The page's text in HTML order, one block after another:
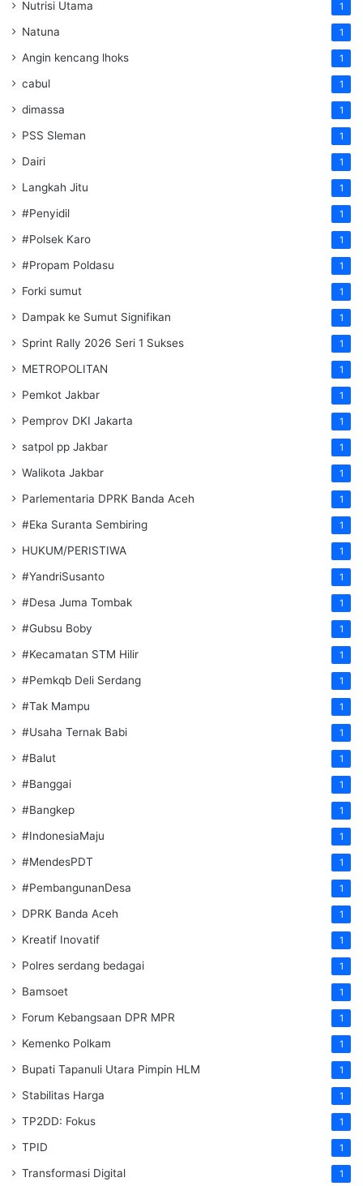
Nutrisi Utama 1
Natuna 1
Angin kencang lhoks 1
cabul 1
dimassa 1
PSS Sleman 1
Dairi 1
Langkah Jitu 1
#Penyidil 1
#Polsek Karo 1
#Propam Poldasu 1
Forki sumut 1
Dampak ke Sumut Signifikan 1
Sprint Rally 2026 Seri 1 Sukses 1
METROPOLITAN 1
Pemkot Jakbar 1
Pemprov DKI Jakarta 1
satpol pp Jakbar 1
Walikota Jakbar 1
Parlementaria DPRK Banda Aceh 1
#Eka Suranta Sembiring 1
HUKUM/PERISTIWA 1
#YandriSusanto 1
#Desa Juma Tombak 1
#Gubsu Boby 1
#Kecamatan STM Hilir 1
#Pemkqb Deli Serdang 1
#Tak Mampu 1
#Usaha Ternak Babi 1
#Balut 1
#Banggai 1
#Bangkep 1
#IndonesiaMaju 1
#MendesPDT 1
#PembangunanDesa 1
DPRK Banda Aceh 1
Kreatif Inovatif 1
Polres serdang bedagai 1
Bamsoet 1
Forum Kebangsaan DPR MPR 1
Kemenko Polkam 1
‎Bupati Tapanuli Utara Pimpin HLM 1
Stabilitas Harga 1
TP2DD: Fokus 1
TPID 1
Transformasi Digital 1